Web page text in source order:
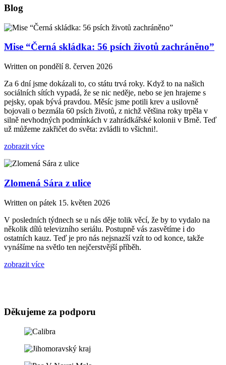
Blog
Mise “Černá skládka: 56 psích životů zachráněno”
Written on pondělí 8. červen 2026
Za 6 dní jsme dokázali to, co státu trvá roky. Když to na našich
sociálních sítích vypadá, že se nic neděje, nebo se jen hrajeme s
pejsky, opak bývá pravdou. Měsíc jsme potili krev a usilovně
bojovali o bezmála 60 psích životů, z nichž většina roky trpěla v
silně nevhodných podmínkách v zahrádkářské kolonii v Brně. Teď
už můžeme zakřičet do světa: zvládli to všichni!.
zobrazit více
Zlomená Sára z ulice
Written on pátek 15. květen 2026
V posledních týdnech se u nás děje tolik věcí, že by to vydalo na
několik dílů televizního seriálu. Postupně vás zasvětíme i do
ostatních kauz. Teď je pro nás nejsnazší vzít to od konce, takže
vynášíme na světlo ten nejčerstvější příběh.
zobrazit více
Děkujeme za podporu